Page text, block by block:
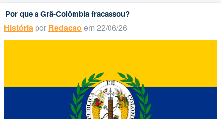
Por que a Grã-Colômbia fracassou?
História por Redacao em 22/06/26